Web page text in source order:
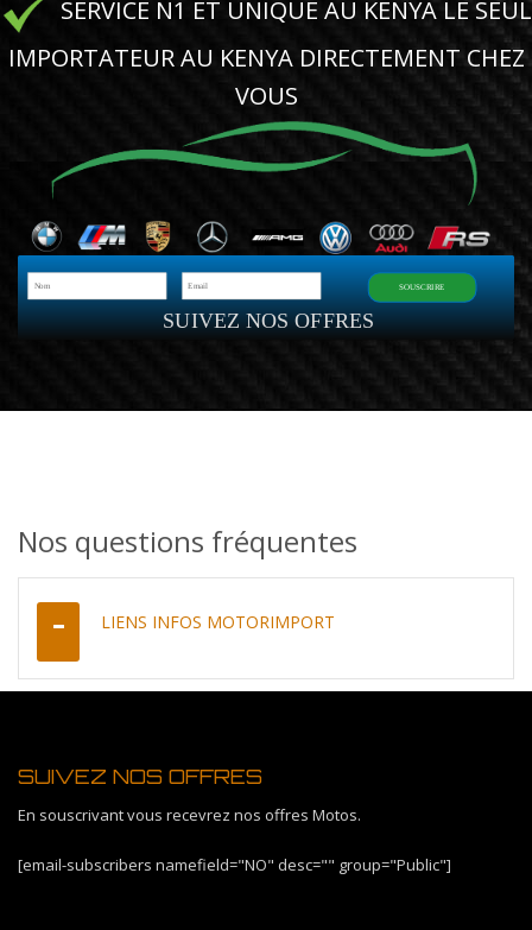
SERVICE N1 ET UNIQUE AU KENYA LE SEUL
IMPORTATEUR AU KENYA DIRECTEMENT CHEZ
VOUS
SUIVEZ NOS OFFRES
SOUSCRIRE
Nos questions fréquentes
LIENS INFOS MOTORIMPORT
SUIVEZ NOS OFFRES
En souscrivant vous recevrez nos offres Motos.
[email-subscribers namefield="NO" desc="" group="Public"]